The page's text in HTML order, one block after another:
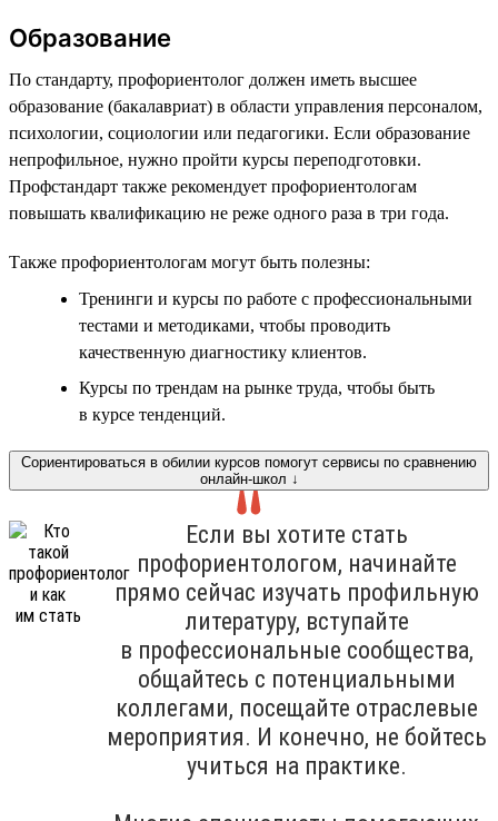
Образование
По стандарту, профориентолог должен иметь высшее
образование (бакалавриат) в области управления персоналом,
психологии, социологии или педагогики. Если образование
непрофильное, нужно пройти курсы переподготовки.
Профстандарт также рекомендует профориентологам
повышать квалификацию не реже одного раза в три года.
Также профориентологам могут быть полезны:
Тренинги и курсы по работе с профессиональными
тестами и методиками, чтобы проводить
качественную диагностику клиентов.
Курсы по трендам на рынке труда, чтобы быть
в курсе тенденций.
Сориентироваться в обилии курсов помогут сервисы по сравнению
онлайн-школ ↓
Если вы хотите стать
профориентологом, начинайте
прямо сейчас изучать профильную
литературу, вступайте
в профессиональные сообщества,
общайтесь с потенциальными
коллегами, посещайте отраслевые
мероприятия. И конечно, не бойтесь
учиться на практике.